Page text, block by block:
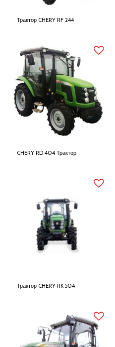
Трактор CHERY RF 244
CHERY RD 404 Трактор
Трактор CHERY RK 504